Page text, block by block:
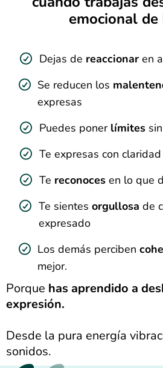
emocional de
Dejas de reaccionar en
Se reducen los
expresas
Puedes poner límites
Te expresas con claridad
Te reconoces en lo que
Te sientes orgullosa de
expresado
Los demás perciben
mejor.
Porque has aprendido a
expresión.
Desde la pura energía
sonidos.